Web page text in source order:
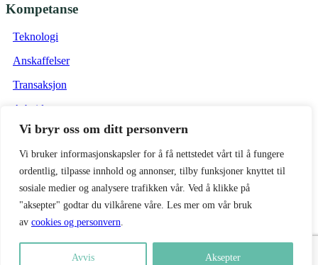
Vi bryr oss om ditt personvern
Vi bruker informasjonskapsler for å få nettstedet vårt til å fungere
ordentlig, tilpasse innhold og annonser, tilby funksjoner knyttet til
sosiale medier og analysere trafikken vår. Ved å klikke på
"aksepter" godtar du vilkårene våre. Les mer om vår bruk
av cookies og personvern.
Avvis Aksepter
Kompetanse
Teknologi
Anskaffelser
Transaksjon
Arbeidsrett
Eiendom
Vilkår
Forretningsvilkår Vaar Advokat
Personvernpolicy
Copyright © 2026, Vaar Advokat AS org.nr. 924478926